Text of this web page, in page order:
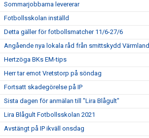
Sommarjobbarna levererar
Fotbollsskolan inställd
Detta gäller för fotbollsmatcher 11/6-27/6
Angående nya lokala råd från smittskydd Värmland
Hertzöga BKs EM-tips
Herr tar emot Vretstorp på söndag
Fortsatt skadegörelse på IP
Sista dagen för anmälan till "Lira Blågult"
Lira Blågult Fotbollsskolan 2021
Avstängt på IP ikväll onsdag